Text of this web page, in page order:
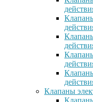
Клапаны